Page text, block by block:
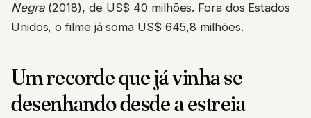
Negra(2018), de US$ 40 milhões. Fora dos Estados
Unidos, o filme já soma US$ 645,8 milhões.
Um recorde que já vinha se
desenhando desde a estreia